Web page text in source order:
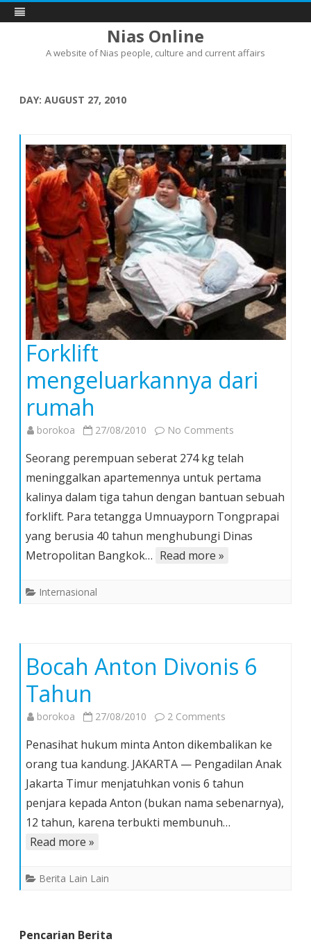
Nias Online
A website of Nias people, culture and current affairs
DAY: AUGUST 27, 2010
Forklift
mengeluarkannya dari
rumah
borokoa 27/08/2010 No Comments
dari
rumah
Seorang perempuan seberat 274 kg telah
meninggalkan apartemennya untuk pertama
kalinya dalam tiga tahun dengan bantuan sebuah
forklift. Para tetangga Umnuayporn Tongprapai
yang berusia 40 tahun menghubungi Dinas
Metropolitan Bangkok… Read more »
Internasional
Bocah Anton Divonis 6
Tahun
borokoa 27/08/2010 2 Comments
Anton
Divonis
6
Tahun
Penasihat hukum minta Anton dikembalikan ke
orang tua kandung. JAKARTA — Pengadilan Anak
Jakarta Timur menjatuhkan vonis 6 tahun
penjara kepada Anton (bukan nama sebenarnya),
12 tahun, karena terbukti membunuh…
Read more »
Berita Lain Lain
Pencarian Berita